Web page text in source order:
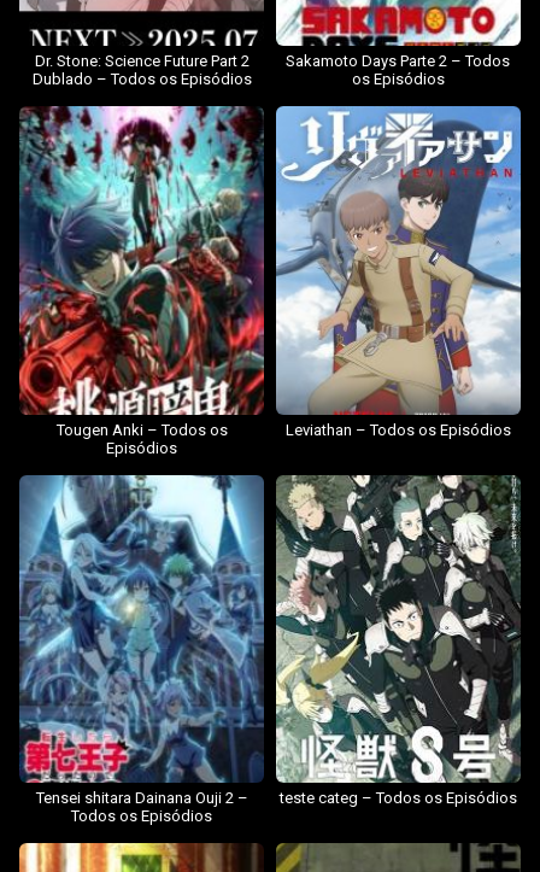
Dr. Stone: Science Future Part 2
Dublado – Todos os Episódios
Sakamoto Days Parte 2 – Todos
os Episódios
Tougen Anki – Todos os
Episódios
Leviathan – Todos os Episódios
Tensei shitara Dainana Ouji 2 –
Todos os Episódios
teste categ – Todos os Episódios